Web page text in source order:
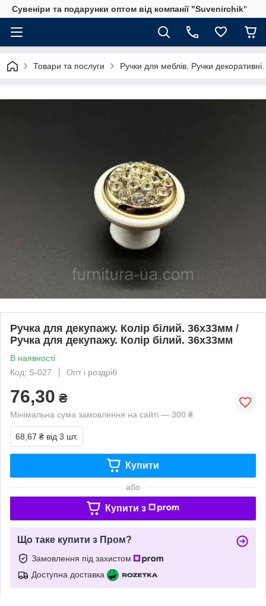
Сувеніри та подарунки оптом від компанії "Suvenirchik"
Товари та послуги Ручки для меблів. Ручки
Ручка для декупажу. Колір білий. 36х33мм /
Ручка для декупажу. Колір білий. 36х33мм
В наявності
Код: S-027
Опт і роздріб
76,30 ₴
Мінімальна сума замовлення на сайті — 300 ₴
68,67 ₴ від 3 шт.
Купити
або
Купити з
Що таке купити з Пром?
Замовлення під захистом
Доступна доставка